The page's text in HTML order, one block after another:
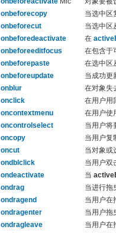
onbeforecopy
当选中区
onbeforecut
当选中区
onbeforedeactivate
在
onbeforeeditfocus
在包含于
onbeforepaste
在选中区
onbeforeupdate
当成功更
onblur
在对象失
onclick
在用户用
oncontextmenu
在用户使
oncontrolselect
当用户将
oncopy
当用户复
oncut
当对象或
ondblclick
当用户双
ondeactivate
当
ondrag
当进行拖
ondragend
当用户在
ondragenter
当用户拖
ondragleave
当用户在